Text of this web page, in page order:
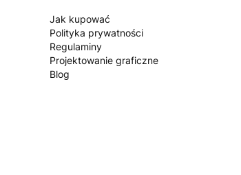
Jak kupować
Polityka prywatności
Regulaminy
Projektowanie graficzne
Blog